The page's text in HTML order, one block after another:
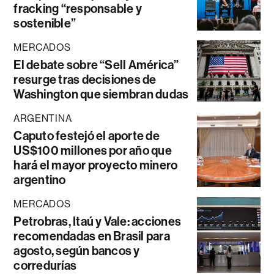
fracking “responsable y
sostenible”
MERCADOS
El debate sobre “Sell América”
resurge tras decisiones de
Washington que siembran dudas
ARGENTINA
Caputo festejó el aporte de
US$100 millones por año que
hará el mayor proyecto minero
argentino
MERCADOS
Petrobras, Itaú y Vale: acciones
recomendadas en Brasil para
agosto, según bancos y
corredurías